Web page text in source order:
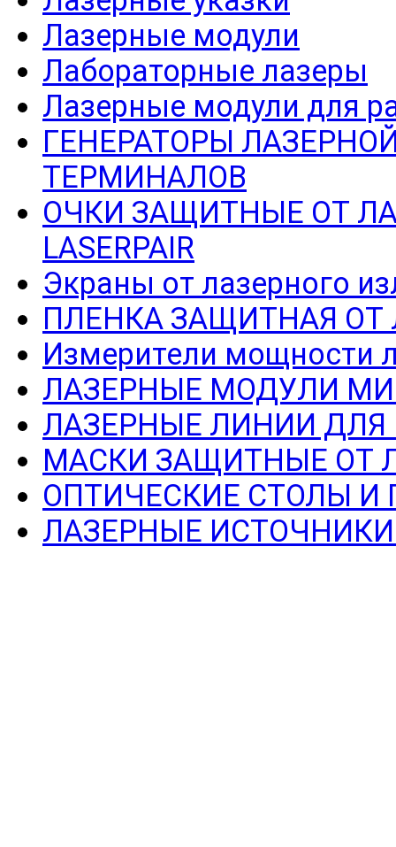
Лазерные модули
Лабораторные лазеры
Лазерные модули для
ГЕНЕРАТОРЫ
ТЕРМИНАЛОВ
ОЧКИ ЗАЩИТНЫЕ ОТ
LASERPAIR
Экраны от лазерного
ПЛЕНКА ЗАЩИТНАЯ ОТ
Измерители мощности
ЛАЗЕРНЫЕ МОДУЛИ
ЛАЗЕРНЫЕ ЛИНИИ
МАСКИ ЗАЩИТНЫЕ ОТ
ОПТИЧЕСКИЕ СТОЛЫ И
ЛАЗЕРНЫЕ ИСТОЧНИКИ